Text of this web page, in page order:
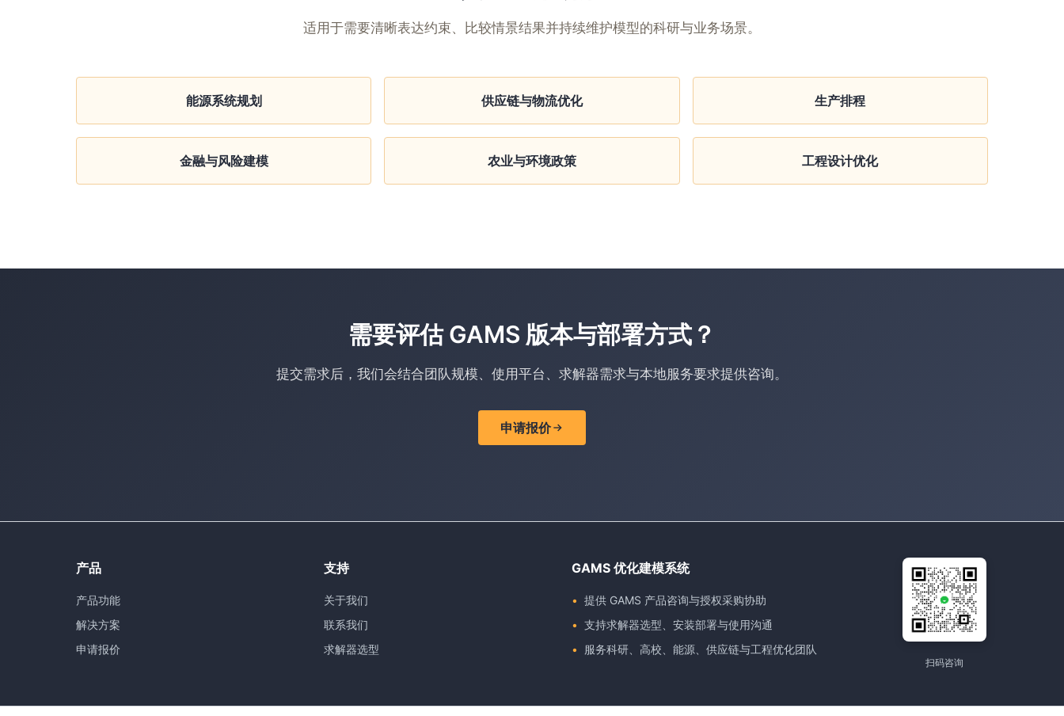
适用于需要清晰表达约束、比较情景结果并持续维护模型的科研与业务场景。
能源系统规划 供应链与物流优化 生产排程
金融与风险建模 农业与环境政策 工程设计优化
需要评估 GAMS 版本与部署方式？
提交需求后，我们会结合团队规模、使用平台、求解器需求与本地服务要求提供咨询。
申请报价
产品
产品功能
解决方案
申请报价
支持
关于我们
联系我们
求解器选型
GAMS 优化建模系统
提供 GAMS 产品咨询与授权采购协助
支持求解器选型、安装部署与使用沟通
服务科研、高校、能源、供应链与工程优化团队
扫码咨询